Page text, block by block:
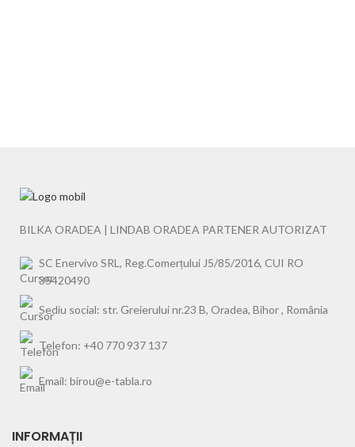
BILKA ORADEA | LINDAB ORADEA PARTENER AUTORIZAT
SC Enervivo SRL, Reg.Comerțului J5/85/2016, CUI RO
35420490
Sediu social: str. Greierului nr.23 B, Oradea, Bihor , România
Telefon: +40 770 937 137
Email: birou@e-tabla.ro
INFORMAȚII